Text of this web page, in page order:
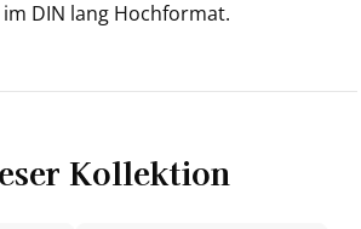
DIN lang Hoch­for­mat.
Kollektion